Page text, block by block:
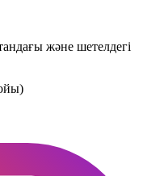
және шетелдегі